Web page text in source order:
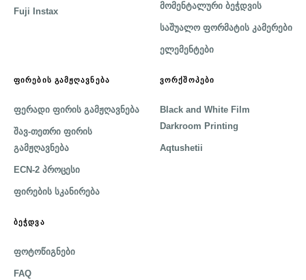
Fuji Instax
მომენტალური ბეჭდვის
საშუალო ფორმატის კამერები
ელემენტები
ᲤᲘᲠᲔᲑᲘᲡ ᲒᲐᲛᲟᲦᲐᲕᲜᲔᲑᲐ
ფერადი ფირის გამჟღავნება
შავ-თეთრი ფირის
გამჟღავნება
ECN-2 პროცესი
ფირების სკანირება
ᲕᲝᲠᲥᲨᲝᲞᲔᲑᲘ
Black and White Film
Darkroom Printing
Aqtushetii
ᲑᲔᲭᲓᲕᲐ
ფოტოწიგნები
FAQ